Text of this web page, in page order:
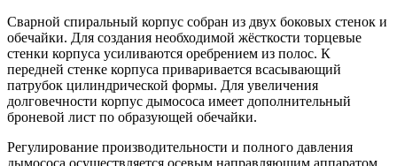
Сварной спиральный корпус собран из двух боковых стенок и
обечайки. Для создания необходимой жёсткости торцевые
стенки корпуса усиливаются оребрением из полос. К
передней стенке корпуса приваривается всасывающий
патрубок цилиндрической формы. Для увеличения
долговечности корпус дымососа имеет дополнительный
броневой лист по образующей обечайки.
Регулирование производительности и полного давления
дымососа осуществляется осевым направляющим аппаратом.